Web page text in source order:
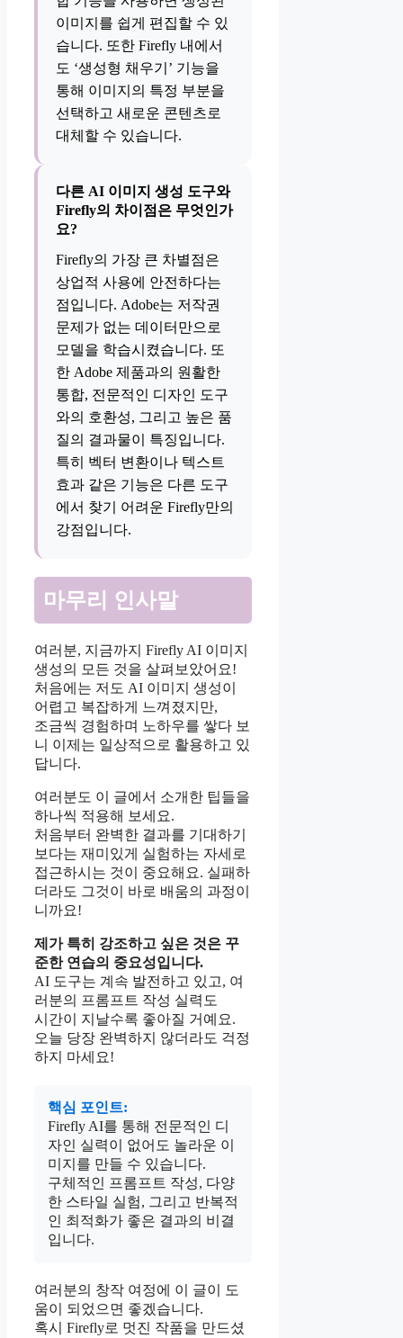
이미지를 쉽게 편집할 수 있
습니다. 또한 Firefly 내에서
도 ‘생성형 채우기’ 기능을
통해 이미지의 특정 부분을
선택하고 새로운 콘텐츠로
대체할 수 있습니다.
다른 AI 이미지 생성 도구와
Firefly의 차이점은 무엇인가
요?
Firefly의 가장 큰 차별점은
상업적 사용에 안전하다는
점입니다. Adobe는 저작권
문제가 없는 데이터만으로
모델을 학습시켰습니다. 또
한 Adobe 제품과의 원활한
통합, 전문적인 디자인 도구
와의 호환성, 그리고 높은 품
질의 결과물이 특징입니다.
특히 벡터 변환이나 텍스트
효과 같은 기능은 다른 도구
에서 찾기 어려운 Firefly만의
강점입니다.
마무리 인사말
여러분, 지금까지 Firefly AI 이미지
생성의 모든 것을 살펴보았어요!
처음에는 저도 AI 이미지 생성이
어렵고 복잡하게 느껴졌지만,
조금씩 경험하며 노하우를 쌓다 보
니 이제는 일상적으로 활용하고 있
답니다.
여러분도 이 글에서 소개한 팁들을
하나씩 적용해 보세요.
처음부터 완벽한 결과를 기대하기
보다는 재미있게 실험하는 자세로
접근하시는 것이 중요해요. 실패하
더라도 그것이 바로 배움의 과정이
니까요!
제가 특히 강조하고 싶은 것은 꾸
준한 연습의 중요성입니다.
AI 도구는 계속 발전하고 있고, 여
러분의 프롬프트 작성 실력도
시간이 지날수록 좋아질 거예요.
오늘 당장 완벽하지 않더라도 걱정
하지 마세요!
핵심 포인트:
Firefly AI를 통해 전문적인 디
자인 실력이 없어도 놀라운 이
미지를 만들 수 있습니다.
구체적인 프롬프트 작성, 다양
한 스타일 실험, 그리고 반복적
인 최적화가 좋은 결과의 비결
입니다.
여러분의 창작 여정에 이 글이 도
움이 되었으면 좋겠습니다.
혹시 Firefly로 멋진 작품을 만드셨